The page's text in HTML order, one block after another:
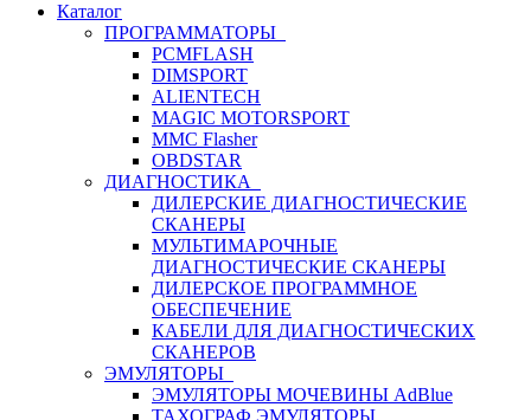
Каталог
ПРОГРАММАТОРЫ
PCMFLASH
DIMSPORT
ALIENTECH
MAGIC MOTORSPORT
MMC Flasher
OBDSTAR
ДИАГНОСТИКА
ДИЛЕРСКИЕ ДИАГНОСТИЧЕСКИЕ
СКАНЕРЫ
МУЛЬТИМАРОЧНЫЕ
ДИАГНОСТИЧЕСКИЕ СКАНЕРЫ
ДИЛЕРСКОЕ ПРОГРАММНОЕ
ОБЕСПЕЧЕНИЕ
КАБЕЛИ ДЛЯ ДИАГНОСТИЧЕСКИХ
СКАНЕРОВ
ЭМУЛЯТОРЫ
ЭМУЛЯТОРЫ МОЧЕВИНЫ АdBlue
ТАХОГРАФ ЭМУЛЯТОРЫ